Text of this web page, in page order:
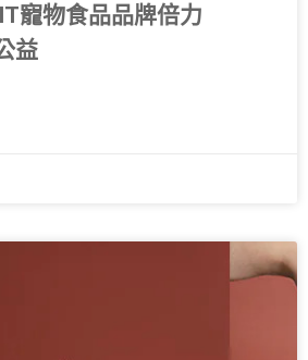
寵物食品品牌倍力
益